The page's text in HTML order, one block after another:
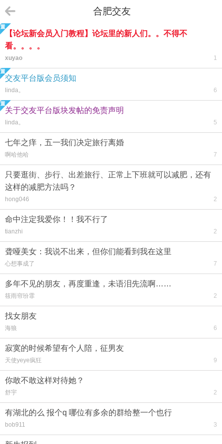
合肥交友
【论坛新会员入门教程】论坛里的新人们。。不得不
看。。。。
xuyao 1
交友平台版会员须知
linda。 6
关于交友平台版块发帖的免责声明
linda。 5
七年之痒，五一我们决定旅行离婚
啊哈他哈 7
只要逛街、步行、出差旅行、正常上下班就可以减肥，还有
这样的减肥方法吗？
hong046 2
命中注定我爱你！！我不行了
tianzhi 2
聋哑美女：我说不出来，但你们能看到我在这里
心想事成了 7
多年不见的朋友，再度重逢，未语泪先流啊……
筱雨帘玢霏 2
找女朋友
海狼 6
寂寞的时候希望有个人陪，征男友
天使yeye疯狂 9
你敢不敢这样对待她？
舒宇 2
有湖北的么 报个q 哪位有多余的群给整一个也行
bob911 3